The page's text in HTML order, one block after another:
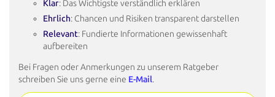
Klar: Das Wichtigste verständlich erklären
Ehrlich: Chancen und Risiken transparent darstellen
Relevant: Fundierte Informationen gewissenhaft
aufbereiten
Bei Fragen oder Anmerkungen zu unserem Ratgeber
schreiben Sie uns gerne eine E-Mail.